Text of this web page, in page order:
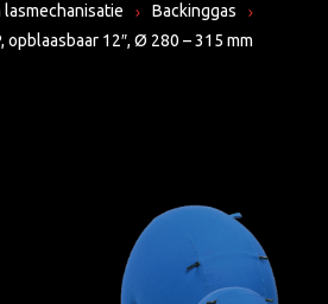
lasmechanisatie
Backinggas
opblaasbaar 12″, Ø 280 – 315 mm